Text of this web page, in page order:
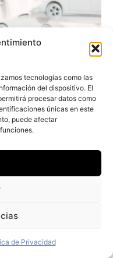
tecnologías como las
del dispositivo. El
procesar datos como
únicas en este
puede afectar
de Privacidad
«Nuestro
vehículos